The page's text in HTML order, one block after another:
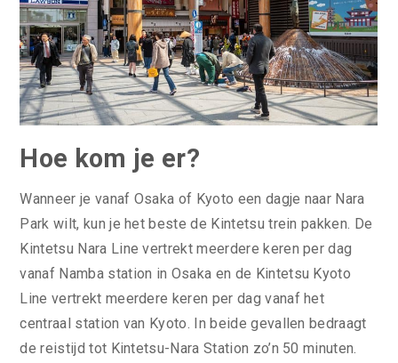
Hoe kom je er?
Wanneer je vanaf Osaka of Kyoto een dagje naar Nara
Park wilt, kun je het beste de Kintetsu trein pakken. De
Kintetsu Nara Line vertrekt meerdere keren per dag
vanaf Namba station in Osaka en de Kintetsu Kyoto
Line vertrekt meerdere keren per dag vanaf het
centraal station van Kyoto. In beide gevallen bedraagt
de reistijd tot Kintetsu-Nara Station zo’n 50 minuten.